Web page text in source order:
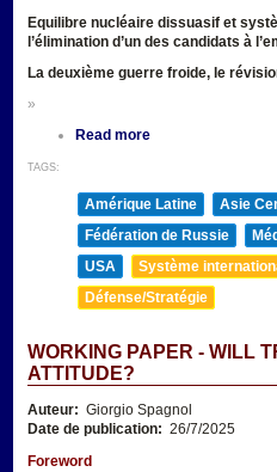
Equilibre nucléaire dissuasif et
l’élimination d’un des candidats à
La deuxième guerre froide, le
»
Read more
TAGS:
Amérique Latine Asie
Fédération de Russie
USA
Système
Défense/Stratégie
WORKING PAPER - WILL
ATTITUDE?
Auteur: Giorgio Spagnol
Date de publication: 26/7/2025
Foreword